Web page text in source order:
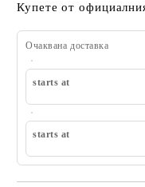
Купете от
Очаквана доставка
starts at
starts at